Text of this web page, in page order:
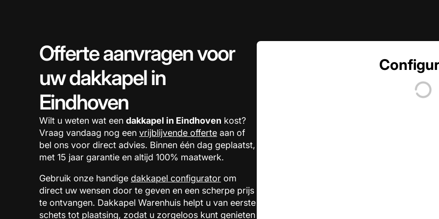
Offerte aanvragen voor
uw dakkapel in
Eindhoven
Wilt u weten wat een dakkapel in Eindhoven kost?
Vraag vandaag nog een vrijblijvende offerte aan of
bel ons voor direct advies. Binnen één dag geplaatst,
met 15 jaar garantie en altijd 100% maatwerk.
Gebruik onze handige dakkapel configurator om
direct uw wensen door te geven en een scherpe prijs
te ontvangen. Dakkapel Warenhuis helpt u van eerste
schets tot plaatsing, zodat u zorgeloos kunt genieten